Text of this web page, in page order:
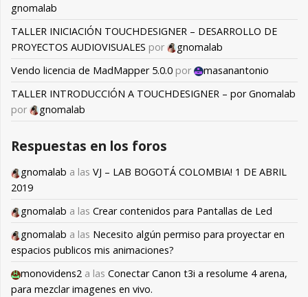
gnomalab
TALLER INICIACIÓN TOUCHDESIGNER – DESARROLLO DE
PROYECTOS AUDIOVISUALES por
gnomalab
Vendo licencia de MadMapper 5.0.0 por
masanantonio
TALLER INTRODUCCIÓN A TOUCHDESIGNER – por Gnomalab
por
gnomalab
Respuestas en los foros
gnomalab a las VJ – LAB BOGOTÁ COLOMBIA! 1 DE ABRIL
2019
gnomalab a las Crear contenidos para Pantallas de Led
gnomalab a las Necesito algún permiso para proyectar en
espacios publicos mis animaciones?
monovidens2 a las Conectar Canon t3i a resolume 4 arena,
para mezclar imagenes en vivo.